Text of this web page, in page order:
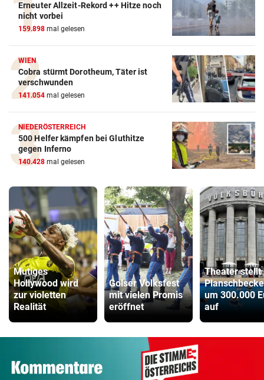
Erneuter Allzeit-Rekord ++ Hitze noch
nicht vorbei
159.898 mal gelesen
WIEN
Cobra stürmt Dorotheum, Täter ist
verschwunden
141.054 mal gelesen
NIEDERÖSTERREICH
500 Helfer kämpfen bei Gluthitze
gegen Inferno
140.428 mal gelesen
Mutiges
Hollywood wird
zur violetten
Realität
Golser Volksfest
mit vielen Promis
eröffnet
Theater stellt
um 300.000
auf